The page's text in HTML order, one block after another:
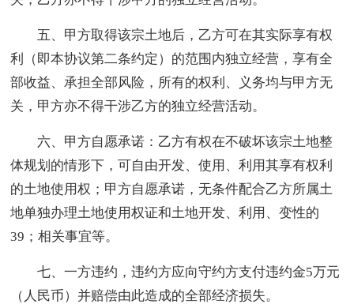
五、甲方取得该宗土地后，乙方可在其实际享有权
利（即本协议第二条约定）的范围内独立经营，享有全
部收益、承担全部风险，所有的权利、义务均与甲方无
关，甲方亦不得干涉乙方的独立经营活动。
六、甲方自愿承诺：乙方有权在不破坏该宗土地整
体规划的情形下，可自由开发、使用、利用其享有权利
的土地使用权；甲方自愿承诺，无条件配合乙方所属土
地单独办理土地使用权证和土地开发、利用、变性的
39；相关事宜等。
七、一方违约，违约方应向守约方支付违约金5万元
（人民币）并赔偿由此造成的全部经济损失。